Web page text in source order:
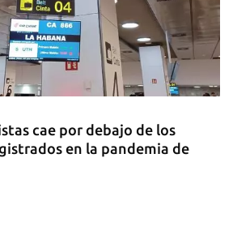
cae por debajo de los
en la pandemia de